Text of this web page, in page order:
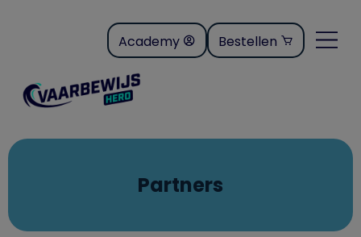
Bestellen
Academy
Partners